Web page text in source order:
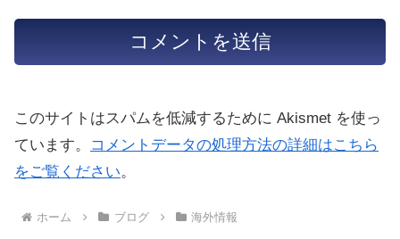
このサイトはスパムを低減するために Akismet を使っ
ています。
コメントデータの処理方法の詳細はこちら
をご覧ください。
ホーム ブログ 海外情報